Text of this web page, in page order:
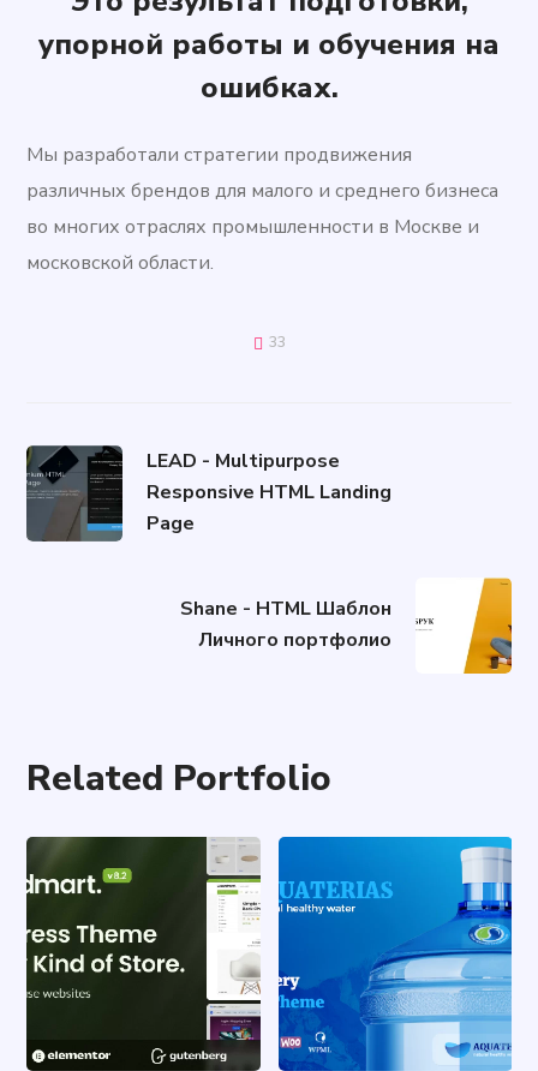
упорной работы и обучения на
ошибках.
Мы разработали стратегии продвижения
различных брендов для малого и среднего бизнеса
во многих отраслях промышленности в Москве и
московской области.
33
LEAD - Multipurpose
Responsive HTML Landing
Page
Shane - HTML Шаблон
Личного портфолио
Related Portfolio